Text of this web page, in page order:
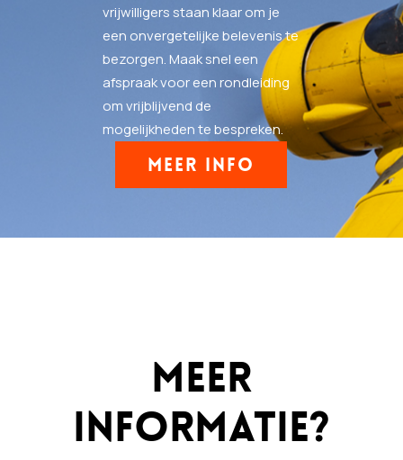
vrijwilligers staan klaar om je
een onvergetelijke belevenis te
bezorgen. Maak snel een
afspraak voor een rondleiding
om vrijblijvend de
mogelijkheden te bespreken.
MEER INFO
Meer
informatie?